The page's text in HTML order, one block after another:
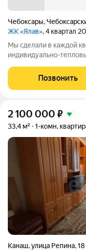
Чебоксары,
ЖК «Ялав», 4 квартал
Мы сделали в каждой
индивидуально-
клапанами
слаботочной системой
Позвонить
2 100 000 ₽
33,4 м² 1-комн.
Канаш,улица Репина,18